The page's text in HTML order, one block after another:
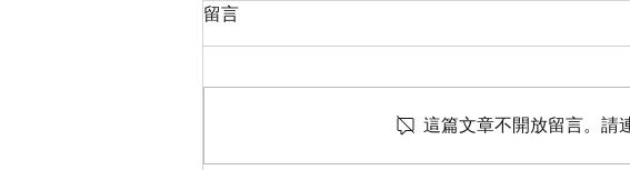
留言
這篇文章不開放留言。請